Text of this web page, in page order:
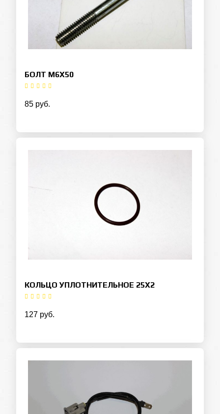
БОЛТ М6Х50
85 руб.
КОЛЬЦО УПЛОТНИТЕЛЬНОЕ 25Х2
127 руб.